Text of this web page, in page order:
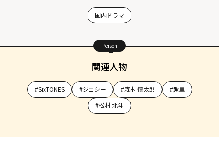
国内ドラマ
Person
関連人物
#SixTONES #ジェシー #森本 慎太郎
#趣里
#松村 北斗